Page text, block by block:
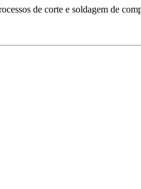
de corte e soldagem de